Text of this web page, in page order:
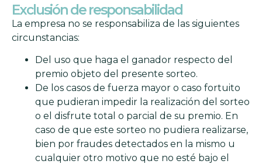
Exclusión de responsabilidad
La empresa no se responsabiliza de las siguientes
circunstancias:
Del uso que haga el ganador respecto del
premio objeto del presente sorteo.
De los casos de fuerza mayor o caso fortuito
que pudieran impedir la realización del sorteo
o el disfrute total o parcial de su premio. En
caso de que este sorteo no pudiera realizarse,
bien por fraudes detectados en la mismo u
cualquier otro motivo que no esté bajo el